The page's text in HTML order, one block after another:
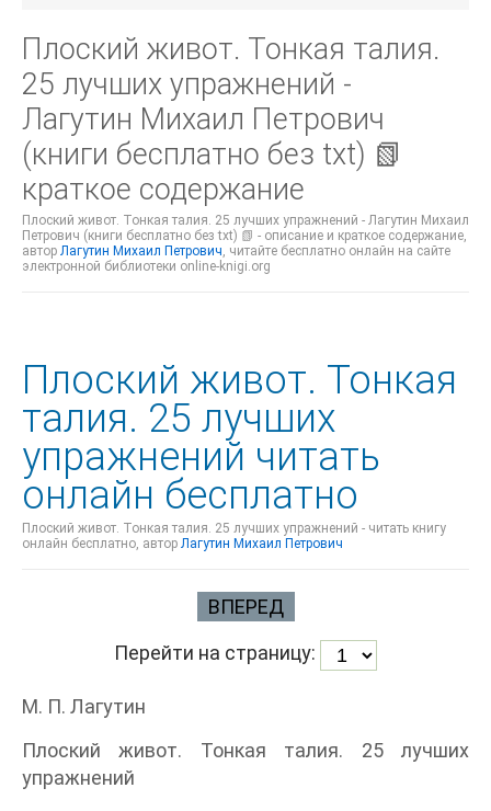
Плоский живот. Тонкая талия.
25 лучших упражнений -
Лагутин Михаил Петрович
(книги бесплатно без txt) 📗
краткое содержание
Плоский живот. Тонкая талия. 25 лучших упражнений - Лагутин Михаил
Петрович (книги бесплатно без txt) 📗 - описание и краткое содержание,
автор Лагутин Михаил Петрович , читайте бесплатно онлайн на сайте
электронной библиотеки online-knigi.org
Плоский живот. Тонкая
талия. 25 лучших
упражнений читать
онлайн бесплатно
Плоский живот. Тонкая талия. 25 лучших упражнений - читать книгу
онлайн бесплатно, автор Лагутин Михаил Петрович
ВПЕРЕД
Перейти на страницу:
М. П. Лагутин
Плоский живот. Тонкая талия. 25 лучших
упражнений